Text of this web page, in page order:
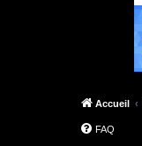
Accueil
FAQ